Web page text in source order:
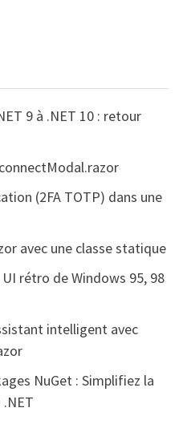
9 à .NET 10 : retour
(2FA TOTP) dans une
avec une classe statique
rétro de Windows 95, 98
intelligent avec
NuGet : Simplifiez la